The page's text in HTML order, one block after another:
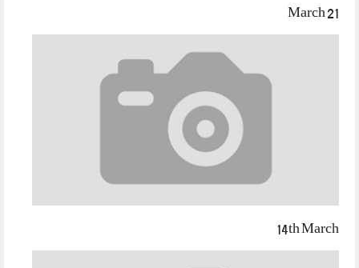
March 21
14th March